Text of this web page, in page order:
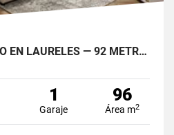
VENDO APARTAMENTO EN LAURELES — 92 METROS.
1
Garaje
96
Área m2